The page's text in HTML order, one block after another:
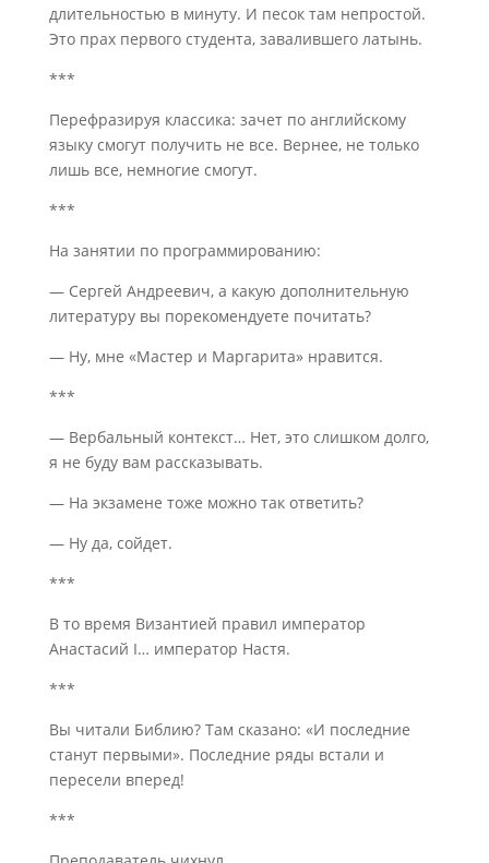
длительностью в минуту. И песок там непростой.
Это прах первого студента, завалившего латынь.
***
Перефразируя классика: зачет по английскому
языку смогут получить не все. Вернее, не только
лишь все, немногие смогут.
***
На занятии по программированию:
— Сергей Андреевич, а какую дополнительную
литературу вы порекомендуете почитать?
— Ну, мне «Мастер и Маргарита» нравится.
***
— Вербальный контекст… Нет, это слишком долго,
я не буду вам рассказывать.
— На экзамене тоже можно так ответить?
— Ну да, сойдет.
***
В то время Византией правил император
Анастасий I… император Настя.
***
Вы читали Библию? Там сказано: «И последние
станут первыми». Последние ряды встали и
пересели вперед!
***